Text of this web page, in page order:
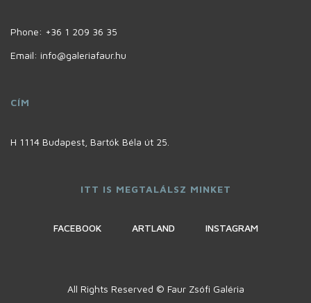
Phone: +36 1 209 36 35
Email: info@galeriafaur.hu
CÍM
H 1114 Budapest, Bartók Béla út 25.
ITT IS MEGTALÁLSZ MINKET
FACEBOOK ARTLAND INSTAGRAM
All Rights Reserved © Faur Zsófi Galéria